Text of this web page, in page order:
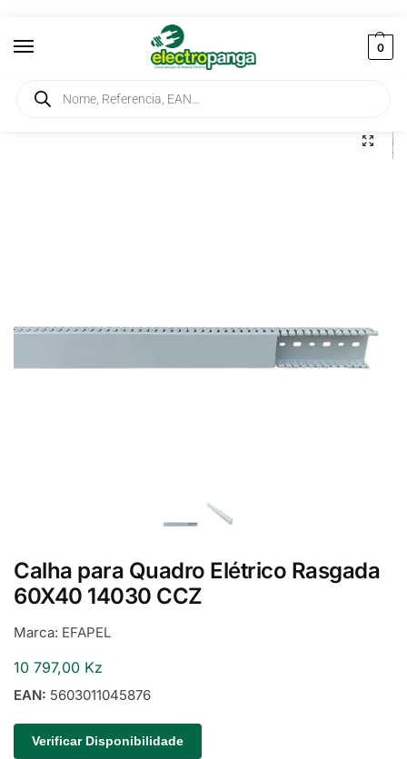
0
Início / Instalação / Calhas Técnicas
Calha para Quadro Elétrico Rasgada
60X40 14030 CCZ
Marca: EFAPEL
10 797,00 Kz
EAN: 5603011045876
Verificar Disponibilidade